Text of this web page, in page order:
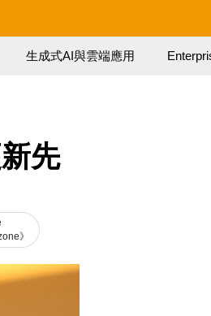
生成式AI與雲端應用
先
》